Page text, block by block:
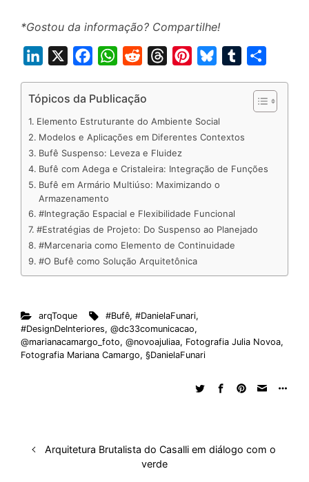
*Gostou da informação? Compartilhe!
n
e
d
I
n
c
b
o
o
k
W
a
s
A
p
p
d
i
t
a
d
s
e
e
s
t
s
y
l
a
r
Tópicos da Publicação
Elemento Estruturante do Ambiente Social
Modelos e Aplicações em Diferentes Contextos
Bufê Suspenso: Leveza e Fluidez
Bufê com Adega e Cristaleira: Integração de Funções
Bufê em Armário Multiúso: Maximizando o
Armazenamento
#Integração Espacial e Flexibilidade Funcional
#Estratégias de Projeto: Do Suspenso ao Planejado
#Marcenaria como Elemento de Continuidade
#O Bufê como Solução Arquitetônica
arqToque #Bufê,#DanielaFunari,
#DesignDeInteriores, @dc33comunicacao,
@marianacamargo_foto, @novoajuliaa, Fotografia Julia Novoa,
Fotografia Mariana Camargo, §DanielaFunari
Arquitetura Brutalista do Casalli em diálogo com o
verde